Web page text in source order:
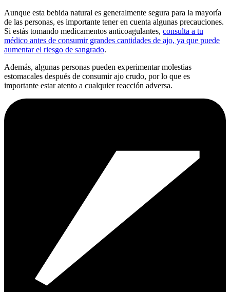
Aunque esta bebida natural es generalmente segura para la mayoría
de las personas, es importante tener en cuenta algunas precauciones.
Si estás tomando medicamentos anticoagulantes, consulta a tu
médico antes de consumir grandes cantidades de ajo, ya que puede
aumentar el riesgo de sangrado.
Además, algunas personas pueden experimentar molestias
estomacales después de consumir ajo crudo, por lo que es
importante estar atento a cualquier reacción adversa.